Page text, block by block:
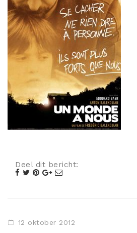
Oorlogsfilm
Romantische komedie
Thriller
Deel dit bericht:
12 oktober 2012